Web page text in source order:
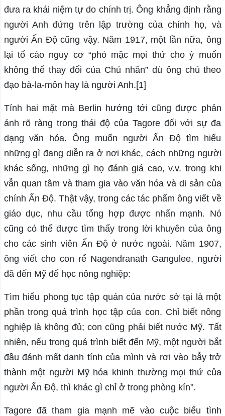
đưa ra khái niệm tự do chính trị. Ông khẳng định rằng
người Anh đứng trên lập trường của chính họ, và
người Ấn Độ cũng vậy. Năm 1917, một lần nữa, ông
lại tố cáo nguy cơ “phó mặc mọi thứ cho ý muốn
không thể thay đổi của Chủ nhân” dù ông chủ theo
đạo bà-la-môn hay là người Anh.[1]
Tính hai mặt mà Berlin hướng tới cũng được phản
ánh rõ ràng trong thái độ của Tagore đối với sự đa
dạng văn hóa. Ông muốn người Ấn Độ tìm hiểu
những gì đang diễn ra ở nơi khác, cách những người
khác sống, những gì họ đánh giá cao, v.v. trong khi
vẫn quan tâm và tham gia vào văn hóa và di sản của
chính Ấn Độ. Thật vậy, trong các tác phẩm ông viết về
giáo dục, nhu cầu tổng hợp được nhấn mạnh. Nó
cũng có thể được tìm thấy trong lời khuyên của ông
cho các sinh viên Ấn Độ ở nước ngoài. Năm 1907,
ông viết cho con rể Nagendranath Gangulee, người
đã đến Mỹ để học nông nghiệp:
Tìm hiểu phong tục tập quán của nước sở tại là một
phần trong quá trình học tập của con. Chỉ biết nông
nghiệp là không đủ; con cũng phải biết nước Mỹ. Tất
nhiên, nếu trong quá trình biết đến Mỹ, một người bắt
đầu đánh mất danh tính của mình và rơi vào bẫy trở
thành một người Mỹ hóa khinh thường mọi thứ của
người Ấn Độ, thì khác gì chỉ ở trong phòng kín”.
Tagore đã tham gia mạnh mẽ vào cuộc biểu tình